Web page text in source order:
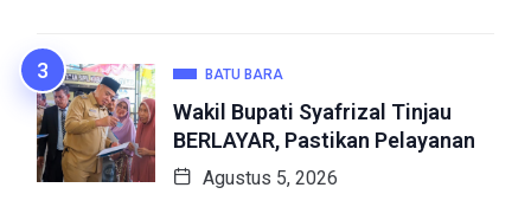
BATU BARA
Wakil Bupati Syafrizal Tinjau
BERLAYAR, Pastikan Pelayanan
Agustus 5, 2026